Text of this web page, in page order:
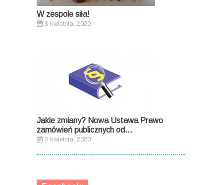
W zespole siła!
3 kwietnia, 2020
Jakie zmiany? Nowa Ustawa Prawo
zamówień publicznych od...
3 kwietnia, 2020